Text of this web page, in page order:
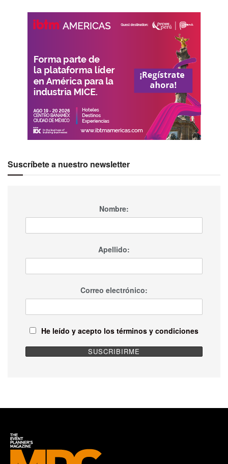
Suscríbete a nuestro newsletter
Nombre:
Apellido:
Correo electrónico:
He leído y acepto los términos y condiciones